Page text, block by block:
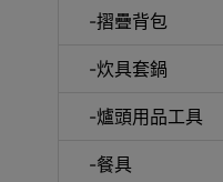
-摺疊背包
-炊具套鍋
-爐頭用品工具
-餐具